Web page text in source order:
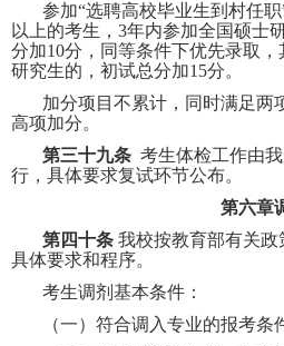
参加“选聘高校毕业生到村任
以上的考生， 3年内参加全国硕士
分加10分，同等条件下优先录取
研究生的，初试总分加15分。
加分项目不累计，同时满足两
高项加分。
第三十九条 考生体检工作由
行，具体要求复试环节公布。
第六章
第四十条 我校按教育部有关
具体要求和程序。
考生调剂基本条件：
（一）符合调入专业的报考条